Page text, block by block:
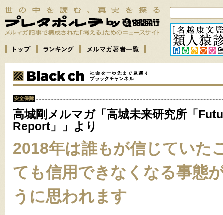
高城剛メルマガ「高城未来研究所「
Report」」より
2018年は誰もが信じていた
ても信用できなくなる事態
うに思われます